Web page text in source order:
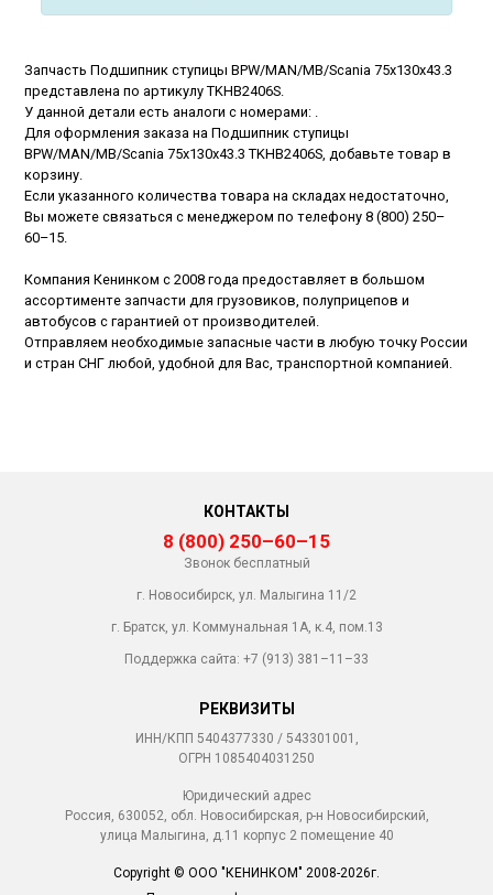
Запчасть Подшипник ступицы BPW/MAN/MB/Scania 75x130x43.3
представлена по артикулу TKHB2406S.
У данной детали есть аналоги с номерами: .
Для оформления заказа на Подшипник ступицы
BPW/MAN/MB/Scania 75x130x43.3 TKHB2406S, добавьте товар в
корзину.
Если указанного количества товара на складах недостаточно,
Вы можете связаться с менеджером по телефону8 (800) 250–
60–15.
Компания Кенинком с 2008 года предоставляет в большом
ассортименте запчасти для грузовиков, полуприцепов и
автобусов с гарантией от производителей.
Отправляем необходимые запасные части в любую точку России
и стран СНГ любой, удобной для Вас, транспортной компанией.
Copyright © ООО "КЕНИНКОМ" 2008-2026г.
РЕКВИЗИТЫ
ИНН/КПП 5404377330 / 543301001,
ОГРН 1085404031250
Юридический адрес
Россия, 630052, обл. Новосибирская, р-н Новосибирский,
улица Малыгина, д.11 корпус 2 помещение 40
КОНТАКТЫ
8 (800) 250–60–15
Звонок бесплатный
г. Новосибирск, ул. Малыгина 11/2
г. Братск, ул. Коммунальная 1А, к.4, пом.13
Поддержка сайта: +7 (913) 381–11–33